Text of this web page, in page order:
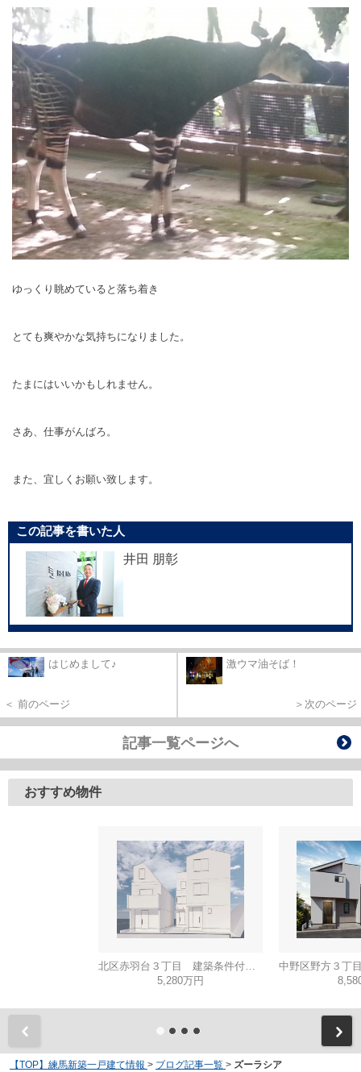
ゆっくり眺めていると落ち着き
とても爽やかな気持ちになりました。
たまにはいいかもしれません。
さあ、仕事がんばろ。
また、宜しくお願い致します。
この記事を書いた人
井田 朋彰
はじめまして♪
＜ 前のページ
激ウマ油そば！
＞次のページ
記事一覧ページへ
おすすめ物件
北区赤羽台３丁目 建築条件付き売地 C区画
5,280万円
【TOP】練馬新築一戸建て情報 > ブログ記事一覧 > ズーラシア